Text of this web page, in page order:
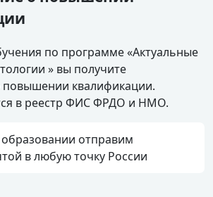
по программе «Актуальные
» вы получите
повышении квалификации.
в реестр ФИС ФРДО и НМО.
отправим
в любую точку России